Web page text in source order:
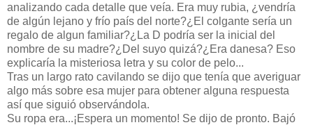
analizando cada detalle que veía. Era muy rubia, ¿vendría
de algún lejano y frío país del norte?¿El colgante sería un
regalo de algun familiar?¿La D podría ser la inicial del
nombre de su madre?¿Del suyo quizá?¿Era danesa? Eso
explicaría la misteriosa letra y su color de pelo...
Tras un largo rato cavilando se dijo que tenía que averiguar
algo más sobre esa mujer para obtener alguna respuesta
así que siguió observándola.
Su ropa era...¡Espera un momento! Se dijo de pronto. Bajó